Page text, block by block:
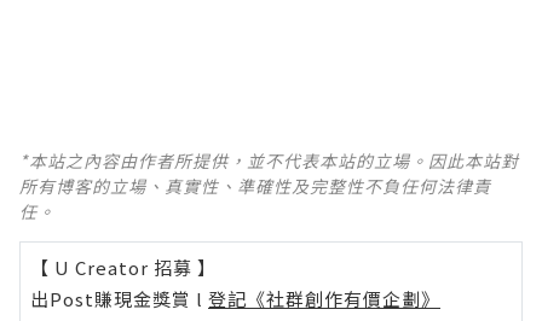
*本站之內容由作者所提供，並不代表本站的立場。因此本站對
所有博客的立場、真實性、準確性及完整性不負任何法律責
任。
【 U Creator 招募 】
出Post賺現金獎賞 l 登記《社群創作有價企劃》